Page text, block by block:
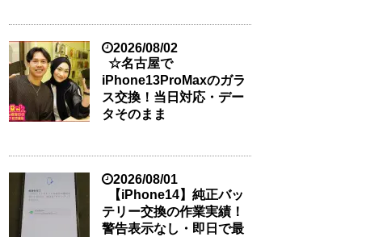
2026/08/02
☆名古屋で
iPhone13ProMaxのガラ
ス交換！当日対応・デー
タそのまま
2026/08/01
【iPhone14】純正バッ
テリー交換の作業実績！
警告表示なし・即日で最